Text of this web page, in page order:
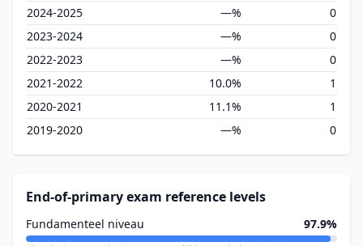
2024-2025 —%
0
2023-2024
—%
0
2022-2023
—%
0
2021-2022
10.0%
1
2020-2021
11.1%
1
2019-2020
—% 0
End-of-primary exam reference levels
Fundamenteel niveau 97.9%